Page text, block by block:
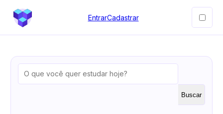
EntrarCadastrar
Buscar